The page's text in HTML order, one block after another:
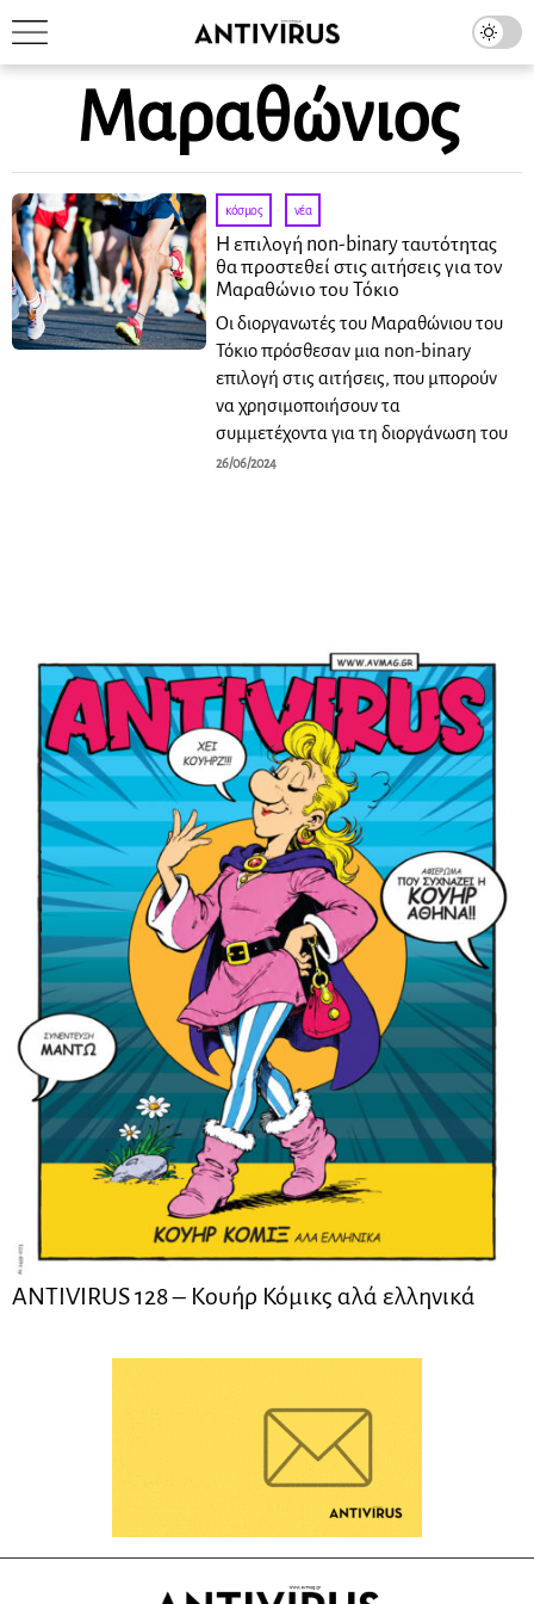
Μαραθώνιος
κόσμος · νέα
Η επιλογή non-binary ταυτότητας
θα προστεθεί στις αιτήσεις για τον
Μαραθώνιο του Τόκιο
Οι διοργανωτές του Μαραθώνιου του
Τόκιο πρόσθεσαν μια non-binary
επιλογή στις αιτήσεις, που μπορούν
να χρησιμοποιήσουν τα
συμμετέχοντα για τη διοργάνωση του
26/06/2024
ANTIVIRUS 128 – Kουήρ Κόμικς αλά ελληνικά